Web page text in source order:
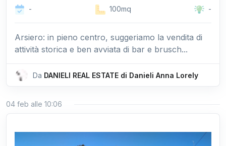
- 100mq -
Arsiero: in pieno centro, suggeriamo la vendita di
attività storica e ben avviata di bar e brusch...
Da DANIELI REAL ESTATE di Danieli Anna Lorely
04 feb alle 10:06